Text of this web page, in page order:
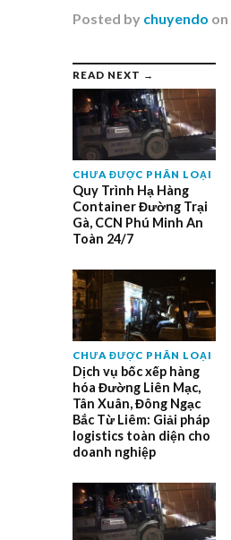
Posted by chuyendo on
READ NEXT →
CHƯA ĐƯỢC PHÂN LOẠI
Quy Trình Hạ Hàng
Container Đường Trại
Gà, CCN Phú Minh An
Toàn 24/7
CHƯA ĐƯỢC PHÂN LOẠI
Dịch vụ bốc xếp hàng
hóa Đường Liên Mạc,
Tân Xuân, Đông Ngạc
Bắc Từ Liêm: Giải pháp
logistics toàn diện cho
doanh nghiệp